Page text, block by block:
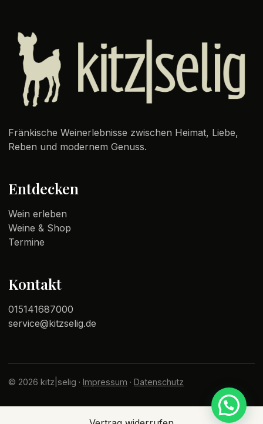
Fränkische Weinerlebnisse zwischen Heimat, Liebe,
Reben und modernem Genuss.
Entdecken
Wein erleben
Weine & Shop
Termine
Kontakt
015141687000
service@kitzselig.de
© 2026 kitz|selig · Impressum · Datenschutz